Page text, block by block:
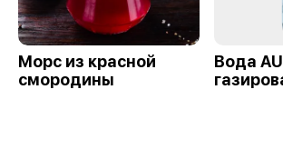
Морс из красной
смородины
Вода